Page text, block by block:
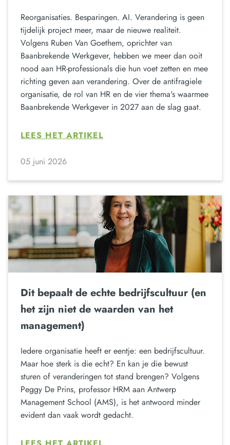
Reorganisaties. Besparingen. AI. Verandering is geen
tijdelijk project meer, maar de nieuwe realiteit.
Volgens Ruben Van Goethem, oprichter van
Baanbrekende Werkgever, hebben we meer dan ooit
nood aan HR-professionals die hun voet zetten en mee
richting geven aan verandering. Over de antifragiele
organisatie, de rol van HR en de vier thema's waarmee
Baanbrekende Werkgever in 2027 aan de slag gaat.
LEES HET ARTIKEL
05 juni 2026
Dit bepaalt de echte bedrijfscultuur (en
het zijn niet de waarden van het
management)
Iedere organisatie heeft er eentje: een bedrijfscultuur.
Maar hoe sterk is die echt? En kan je die bewust
sturen of veranderingen tot stand brengen? Volgens
Peggy De Prins, professor HRM aan Antwerp
Management School (AMS), is het antwoord minder
evident dan vaak wordt gedacht.